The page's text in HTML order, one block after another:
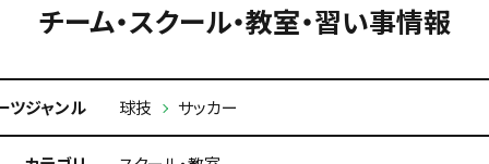
チーム・スクール・教室・習い事情報
ツジャンル 球技 サッカー